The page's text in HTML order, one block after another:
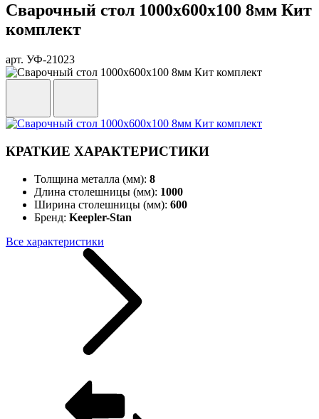
Сварочный стол 1000х600х100 8мм Кит
комплект
арт. УФ-21023
КРАТКИЕ ХАРАКТЕРИСТИКИ
Толщина металла (мм): 8
Длина столешницы (мм): 1000
Ширина столешницы (мм): 600
Бренд: Keepler-Stan
Все характеристики